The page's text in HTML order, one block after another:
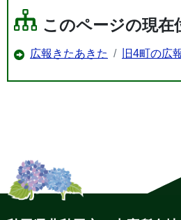
このページの現在
広報きたあきた 旧4町の広